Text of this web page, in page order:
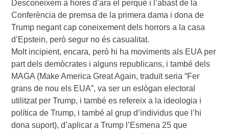
Desconeixem a hores d’ara el perquè i l’abast de la
Conferència de premsa de la primera dama i dona de
Trump negant cap coneixement dels horrors a la casa
d’Epstein, però segur no és casualitat.
Molt incipient, encara, però hi ha moviments als EUA per
part dels demòcrates i alguns republicans, i també dels
MAGA (Make America Great Again, traduït seria “Fer
grans de nou els EUA”, va ser un eslògan electoral
utilitzat per Trump, i també es refereix a la ideologia i
política de Trump, i també al grup d’individus que l’hi
dona suport), d’aplicar a Trump l’Esmena 25 que